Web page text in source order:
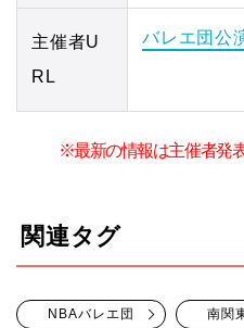
主催者U
RL
バレエ団公
※最新の情報は主催者発
関連タグ
NBAバレエ団 南関